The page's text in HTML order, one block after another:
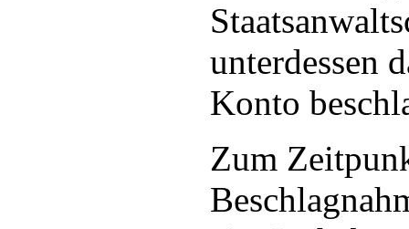
unterdessen
Konto
Zum